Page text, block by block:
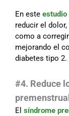
En este estudio
reducir el
como a
mejorando el
diabetes tipo 2.
#4. Reduce
premenstrual
El síndrome